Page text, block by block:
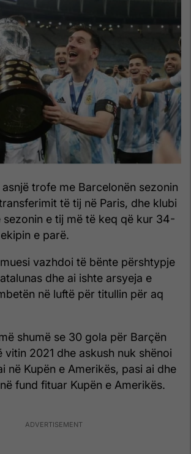
trofe me Barcelonën sezonin
të tij në Paris, dhe klubi
sezonin e tij më të keq që kur 34-
e parë.
vazhdoi të bënte përshtypje
dhe ai ishte arsyeja e
në luftë për titullin për aq
shumë se 30 gola për Barçën
vitin 2021 dhe askush nuk shënoi
në Kupën e Amerikës, pasi ai dhe
fund fituar Kupën e Amerikës.